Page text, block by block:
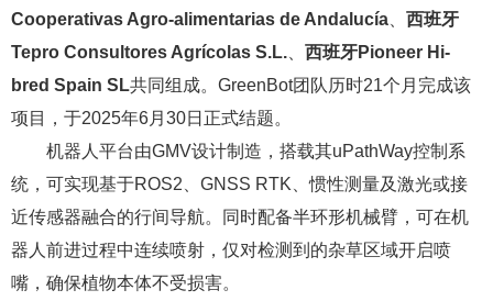
Cooperativas Agro-alimentarias de Andalucía
西班牙
Tepro Consultores Agrícolas S.L.
西班牙Pioneer Hi-
bred Spain SL共同组成。GreenBot团队历时21个月完成该
项目，于2025年6月30日正式结题。
机器人平台由GMV设计制造，搭载其uPathWay控制系
统，可实现基于ROS2、GNSS RTK、惯性测量及激光或接
近传感器融合的行间导航。同时配备半环形机械臂，可在机
器人前进过程中连续喷射，仅对检测到的杂草区域开启喷
嘴，确保植物本体不受损害。